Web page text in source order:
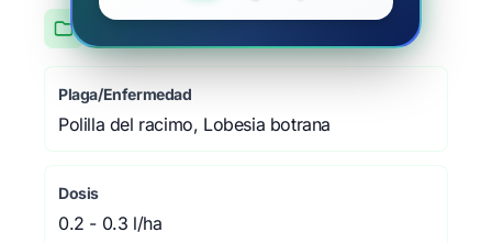
Vid
Plaga/Enfermedad
Polilla del racimo, Lobesia botrana
Dosis
0.2 - 0.3 l/ha